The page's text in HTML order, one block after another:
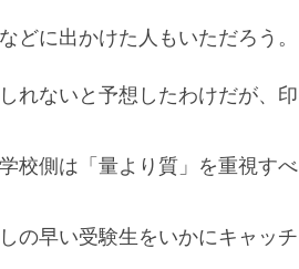
に出かけた人もいただろう。
れないと予想したわけだが、印
校側は「量より質」を重視すべ
の早い受験生をいかにキャッチ